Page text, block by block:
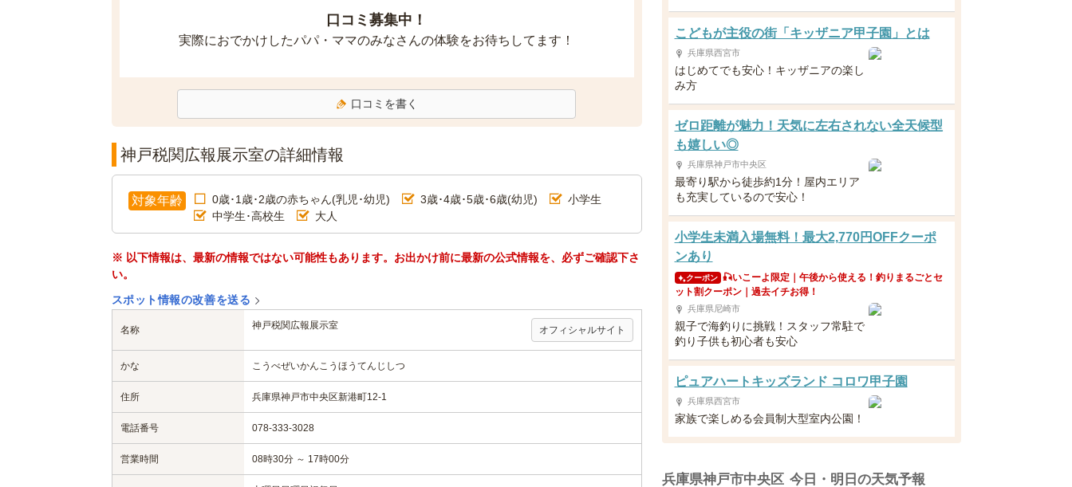
口コミ募集中！
実際におでかけしたパパ・ママのみなさんの体験をお待ちしてます！
口コミを書く
神戸税関広報展示室の詳細情報
対象年齢 0歳･1歳･2歳の赤ちゃん(乳児･幼児) 3歳･4歳･5歳･6歳(幼児)
小学生
中学生･高校生
大人
※ 以下情報は、最新の情報ではない可能性もあります。お出かけ前に最新の公式情報を、必ずご確認下さ
い。
スポット情報の改善を送る
名称 神戸税関広報展示室 オフィシャルサイト
かな こうべぜいかんこうほうてんじしつ
住所 兵庫県神戸市中央区新港町12-1
電話番号 078-333-3028
営業時間 08時30分 ～ 17時00分
こどもが主役の街「キッザニア甲子園」とは
兵庫県西宮市
はじめてでも安心！キッザニアの楽し
み方
ゼロ距離が魅力！天気に左右されない全天候型
も嬉しい◎
兵庫県神戸市中央区
最寄り駅から徒歩約1分！屋内エリア
も充実しているので安心！
小学生未満入場無料！最大2,770円OFFクーポ
ンあり
クーポン 🎣いこーよ限定｜午後から使える！釣りまるごとセ
ット割クーポン｜過去イチお得！
兵庫県尼崎市
親子で海釣りに挑戦！スタッフ常駐で
釣り子供も初心者も安心
ピュアハートキッズランド コロワ甲子園
兵庫県西宮市
家族で楽しめる会員制大型室内公園！
兵庫県神戸市中央区 今日・明日の天気予報